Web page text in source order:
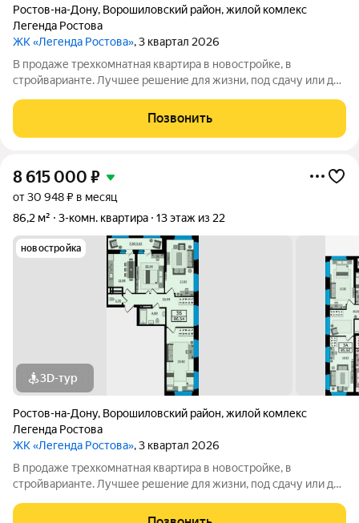
Ростов-на-Дону, Ворошиловский район,жилой комлекс
Легенда Ростова
ЖК «Легенда Ростова», 3 квартал 2026
В продаже трехкомнатная квартира в новостройке, в
стройварианте. Лучшее решение для жизни, под сдачу или для
метров, с раздельным санузлом, просторная прихожая, в
которой есть место и для
Позвонить
8 615 000 ₽
от 30 948 ₽ в месяц
86,2 м²
3-комн. квартира 13 этаж из 22
новостройка
3D-тур
Ростов-на-Дону, Ворошиловский район,жилой комлекс
Легенда Ростова
ЖК «Легенда Ростова», 3 квартал 2026
В продаже трехкомнатная квартира в новостройке, в
стройварианте. Лучшее решение для жизни, под сдачу или для
метров, с раздельным санузлом, просторная прихожая, в